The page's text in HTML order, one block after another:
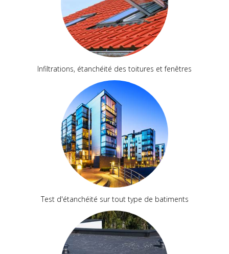
Infiltrations, étanchéité des toitures et fenêtres
Test d'étanchéité sur tout type de batiments